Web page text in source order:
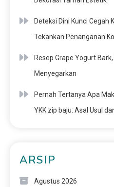
Deteksi Dini Kunci Cegah
Tekankan Penanganan
Resep Grape Yogurt
Menyegarkan
Pernah Tertanya Apa
YKK zip baju: Asal Usul
ARSIP
Agustus 2026